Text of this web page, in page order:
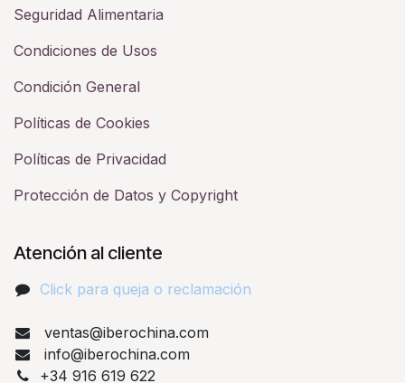
Seguridad Alimentaria
Condiciones de Usos
Condición General
Políticas de Cookies
Políticas de Privacidad
Protección de Datos y Copyright
Atención al cliente
Click para queja o reclamación​
ventas@iberochina.com
info@iberochina.com
+34 916 619 622